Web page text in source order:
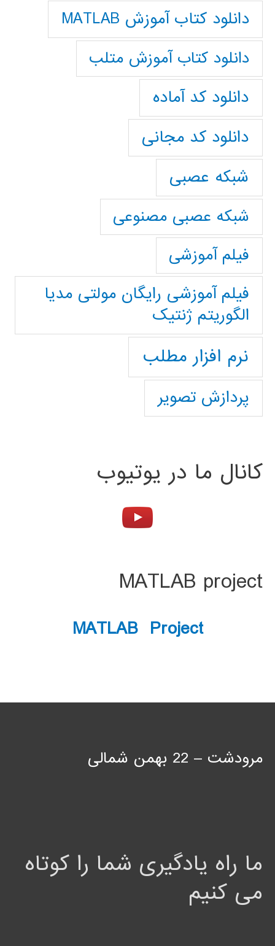
دانلود کتاب آموزش MATLAB
دانلود کتاب آموزش متلب
دانلود کد آماده
دانلود کد مجانی
شبکه عصبی
شبکه عصبی مصنوعی
فیلم آموزشی
فیلم آموزشی رایگان مولتی مدیا
الگوریتم ژنتیک
نرم افزار مطلب
پردازش تصویر
کانال ما در یوتیوب
MATLAB project
MATLAB Project
مرودشت – 22 بهمن شمالی
ما راه یادگیری شما را کوتاه
می کنیم